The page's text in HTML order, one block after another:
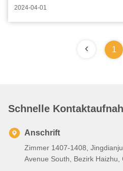
2024-04-01
1
Schnelle
Anschrift
Zimmer 1407-1408,
Avenue South, Bezirk Haizhu,